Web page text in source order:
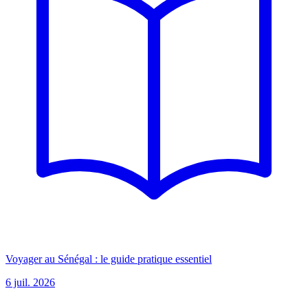
Voyager au Sénégal : le guide pratique essentiel
6 juil. 2026